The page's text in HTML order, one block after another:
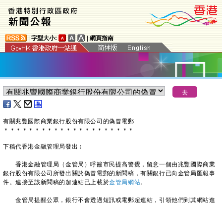
字型大小: 網頁指南
​有關兆豐國際商業銀行股份有限公司的偽冒電郵
＊ ＊ ＊ ＊ ＊ ＊ ＊ ＊ ＊ ＊ ＊ ＊ ＊ ＊ ＊ ＊ ＊ ＊ ＊ ＊ ＊
下稿代香港金融管理局發出︰
香港金融管理局（金管局）呼籲市民提高警覺，留意一個由兆豐國際商業
銀行股份有限公司所發出關於偽冒電郵的新聞稿，有關銀行已向金管局匯報事
件。連接至該新聞稿的超連結已上載於金管局網站。
金管局提醒公眾，銀行不會透過短訊或電郵超連結，引領他們到其網站進